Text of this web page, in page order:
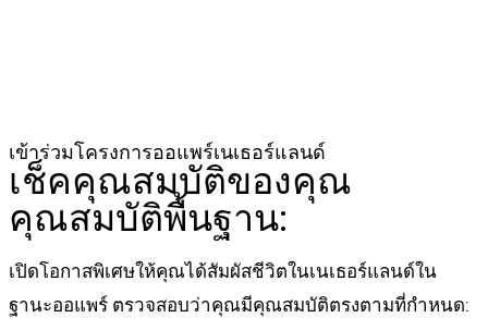
เข้าร่วมโครงการออแพร์เนเธอร์แลนด์
เช็คคุณสมบัติของคุณ
คุณสมบัติพื้นฐาน:
เปิดโอกาสพิเศษให้คุณได้สัมผัสชีวิตในเนเธอร์แลนด์ใน
ฐานะออแพร์ ตรวจสอบว่าคุณมีคุณสมบัติตรงตามที่กำหนด: